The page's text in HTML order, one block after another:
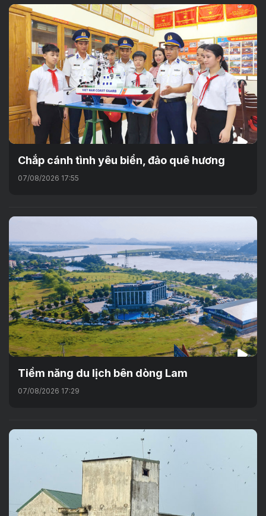
Chắp cánh tình yêu biển, đảo quê hương
07/08/2026 17:55
Tiềm năng du lịch bên dòng Lam
07/08/2026 17:29